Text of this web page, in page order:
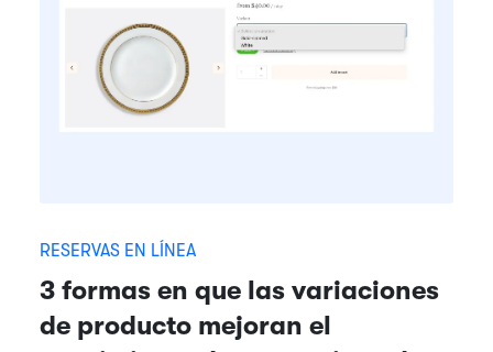
RESERVAS EN LÍNEA
3 formas en que las variaciones
de producto mejoran el